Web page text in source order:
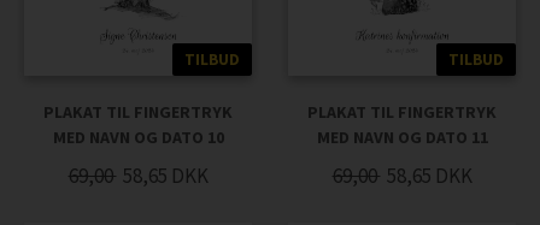
TILBUD
PLAKAT TIL FINGERTRYK
MED NAVN OG DATO 10
69,00 58,65 DKK
TILBUD
PLAKAT TIL FINGERTRYK
MED NAVN OG DATO 11
69,00 58,65 DKK